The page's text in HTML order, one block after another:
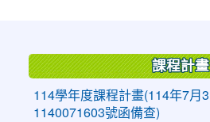
課程計畫
114學年度課程計畫(114年7月
1140071603號函備查)